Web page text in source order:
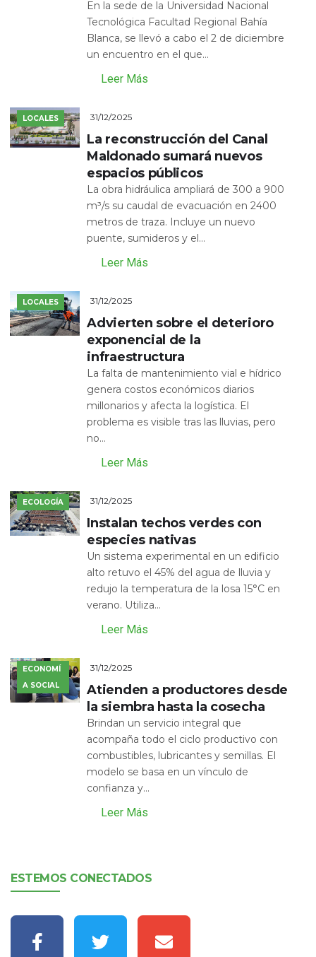
En la sede de la Universidad Nacional
Tecnológica Facultad Regional Bahía
Blanca, se llevó a cabo el 2 de diciembre
un encuentro en el que...
Leer Más
LOCALES 31/12/2025
La reconstrucción del Canal
Maldonado sumará nuevos
espacios públicos
La obra hidráulica ampliará de 300 a 900
m³/s su caudal de evacuación en 2400
metros de traza. Incluye un nuevo
puente, sumideros y el...
Leer Más
LOCALES 31/12/2025
Advierten sobre el deterioro
exponencial de la
infraestructura
La falta de mantenimiento vial e hídrico
genera costos económicos diarios
millonarios y afecta la logística. El
problema es visible tras las lluvias, pero
no...
Leer Más
ECOLOGÍA 31/12/2025
Instalan techos verdes con
especies nativas
Un sistema experimental en un edificio
alto retuvo el 45% del agua de lluvia y
redujo la temperatura de la losa 15°C en
verano. Utiliza...
Leer Más
ECONOMÍ
A SOCIAL
31/12/2025
Atienden a productores desde
la siembra hasta la cosecha
Brindan un servicio integral que
acompaña todo el ciclo productivo con
combustibles, lubricantes y semillas. El
modelo se basa en un vínculo de
confianza y...
Leer Más
ESTEMOS CONECTADOS